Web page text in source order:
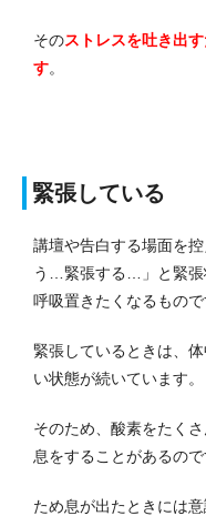
そのストレスを吐き出
す。
緊張している
講壇や告白する場面を
う…緊張する…」と緊張
呼吸置きたくなるもので
緊張しているときは、
い状態が続いています。
そのため、酸素をたく
息をすることがあるので
ため息が出たときには